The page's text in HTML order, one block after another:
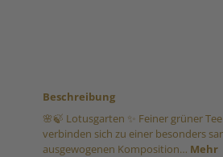
Beschreibung
🌸🍃 Lotusgarten ✨ Feiner grüner
verbinden sich zu einer besonders
ausgewogenen Komposition… Mehr